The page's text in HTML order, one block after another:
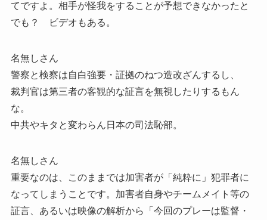
てですよ。相手が怪我をすることが予想できなかったと
でも？ ビデオもある。
名無しさん
警察と検察は自白強要・証拠のねつ造改ざんするし、
裁判官は第三者の客観的な証言を無視したりするもん
な。
中共やキタと変わらん日本の司法恥部。
名無しさん
重要なのは、このままでは加害者が「純粋に」犯罪者に
なってしまうことです。加害者自身やチームメイト等の
証言、あるいは映像の解析から「今回のプレーは監督・